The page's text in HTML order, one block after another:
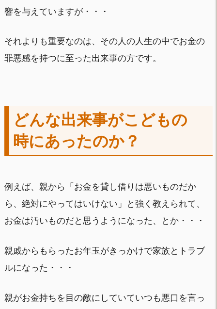
響を与えていますが・・・
それよりも重要なのは、その人の人生の中でお金の
罪悪感を持つに至った出来事の方です。
どんな出来事がこどもの
時にあったのか？
例えば、親から「お金を貸し借りは悪いものだか
ら、絶対にやってはいけない」と強く教えられて、
お金は汚いものだと思うようになった、とか・・・
親戚からもらったお年玉がきっかけで家族とトラブ
ルになった・・・
親がお金持ちを目の敵にしていていつも悪口を言っ